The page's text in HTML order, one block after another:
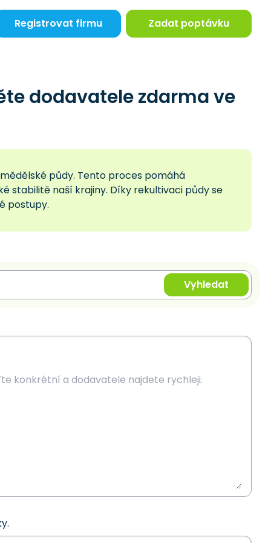
Registrovat firmu Zadat poptávku
dodavatele zdarma ve
půdy. Tento proces pomáhá
stabilitě naší krajiny. Díky rekultivaci půdy se
postupy.
Vyhledat